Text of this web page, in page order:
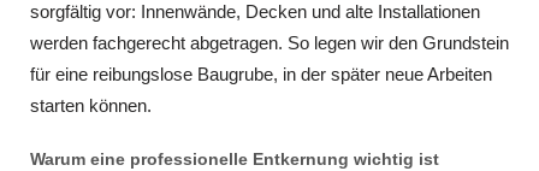
sorgfältig vor: Innenwände, Decken und alte Installationen
werden fachgerecht abgetragen. So legen wir den Grundstein
für eine reibungslose Baugrube, in der später neue Arbeiten
starten können.
Warum eine professionelle Entkernung wichtig ist